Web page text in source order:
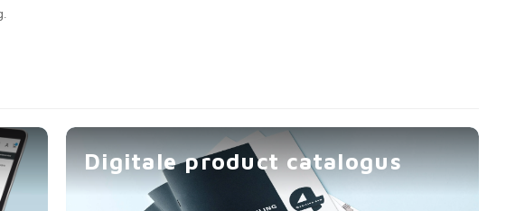
Digitale product catalogus